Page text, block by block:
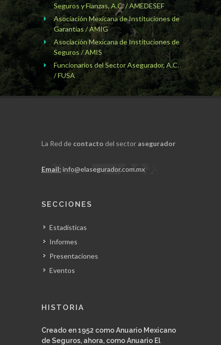
Seguros y Fianzas, A.C. / AMEDESEF
Asociación Mexicana de Instituciones de
Garantías / AMIG
Asociación Mexicana de Instituciones de
Seguros / AMIS
Funcionarios del Sector Asegurador, A.C.
/ FUSA
La Red de contacto del sector asegurador
Email: info@elasegurador.com.mx
SECCIONES
Estadísticas
Informes
Presentaciones
Eventos
HISTORIA
Creado en 1952 como Anuario Mexicano
de Seguros, ahora, como Anuario El